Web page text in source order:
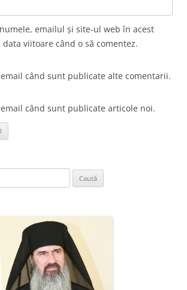
emailul și site-ul web în acest
viitoare când o să comentez.
când sunt publicate alte comentarii.
când sunt publicate articole noi.